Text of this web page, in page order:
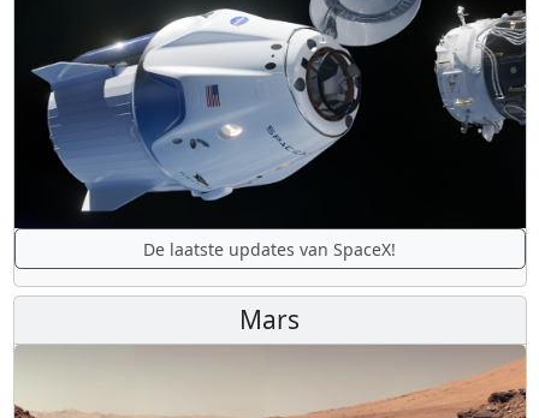
De laatste updates van SpaceX!
Mars